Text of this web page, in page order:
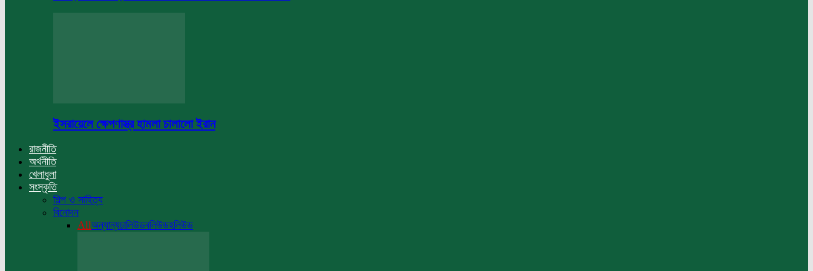
ইসরায়েলে ক্ষেপণাস্ত্র হামলা চালালো ইরান
রাজনীতি
অর্থনীতি
খেলাধুলা
সংস্কৃতি
শিল্প ও সাহিত্য
বিনোদন
Allঅন্যান্যঢালিউডবলিউডহলিউড